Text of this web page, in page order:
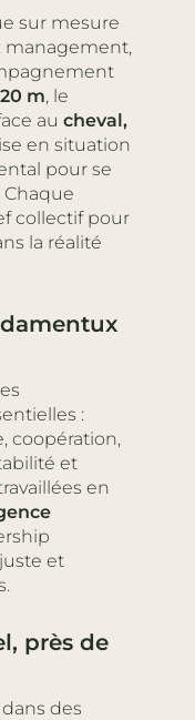
sur mesure
management,
m, le
au cheval,
en situation
pour se
collectif pour
la réalité
:
coopération,
et
en
et
près de
des